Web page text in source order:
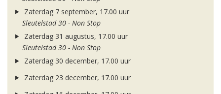
Zaterdag 7 september, 17.00 uur
Sleutelstad 30 - Non Stop
Zaterdag 31 augustus, 17.00 uur
Sleutelstad 30 - Non Stop
Zaterdag 30 december, 17.00 uur
Zaterdag 23 december, 17.00 uur